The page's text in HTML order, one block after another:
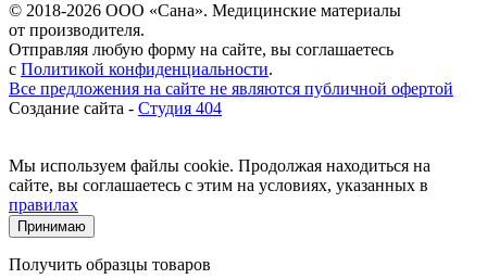
© 2018-2026 ООО «Сана». Медицинские материалы
от производителя.
Отправляя любую форму на сайте, вы соглашаетесь
с Политикой конфиденциальности.
Все предложения на сайте не являются публичной офертой
Создание сайта - Студия 404
Мы используем файлы cookie. Продолжая находиться на
сайте, вы соглашаетесь с этим на условиях, указанных в
правилах
Принимаю
Получить образцы товаров